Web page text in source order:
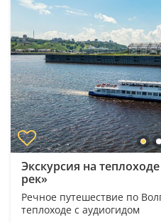
Экскурсия на
рек»
Речное путешествие по
теплоходе с аудиогидом